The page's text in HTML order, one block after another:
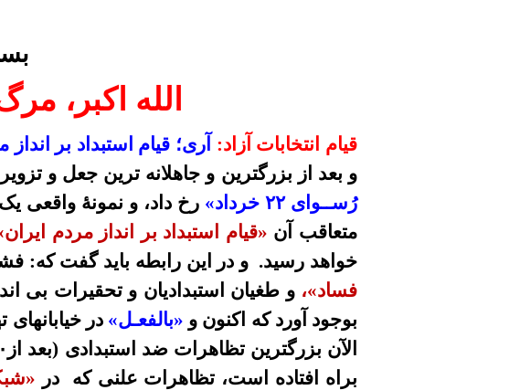
الله اکبر،
قیام انتخابات آزاد: آری؛ قیام استبداد بر
و بعد از بزرگترین و جاهلانه ترین جعل و
رُســوای۲۲خرداد» رخ داد، و نمونۀ واقعی یک
متعاقب آن «قیام استبداد بر انداز مردم
خواهد رسید. و در این رابطه باید گفت که:
فساد»، و طغیان استبدادیان و تحقیرات بی
بوجود آورد که اکنون و «بالفعـل»در
الآن بزرگترین تظاهرات ضد استبدادی (بعد از
براه افتاده است، تظاهرات علنی که در